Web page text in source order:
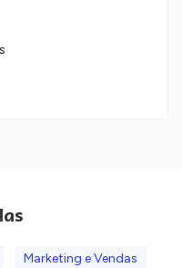
Marketing e Vendas